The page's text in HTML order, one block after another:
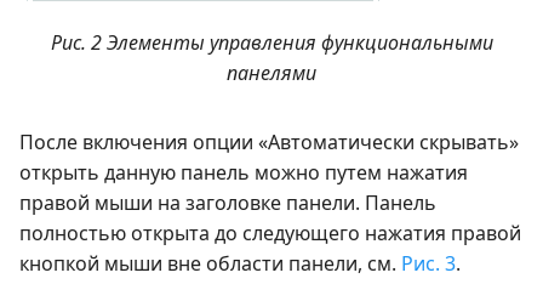
Рис. 2 Элементы управления функциональными
панелями
После включения опции «Автоматически скрывать»
открыть данную панель можно путем нажатия
правой мыши на заголовке панели. Панель
полностью открыта до следующего нажатия правой
кнопкой мыши вне области панели, см. Рис. 3.